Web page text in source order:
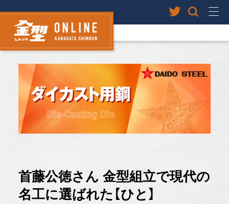
首藤公徳さん 金型組立で現代の
名工に選ばれた【ひと】